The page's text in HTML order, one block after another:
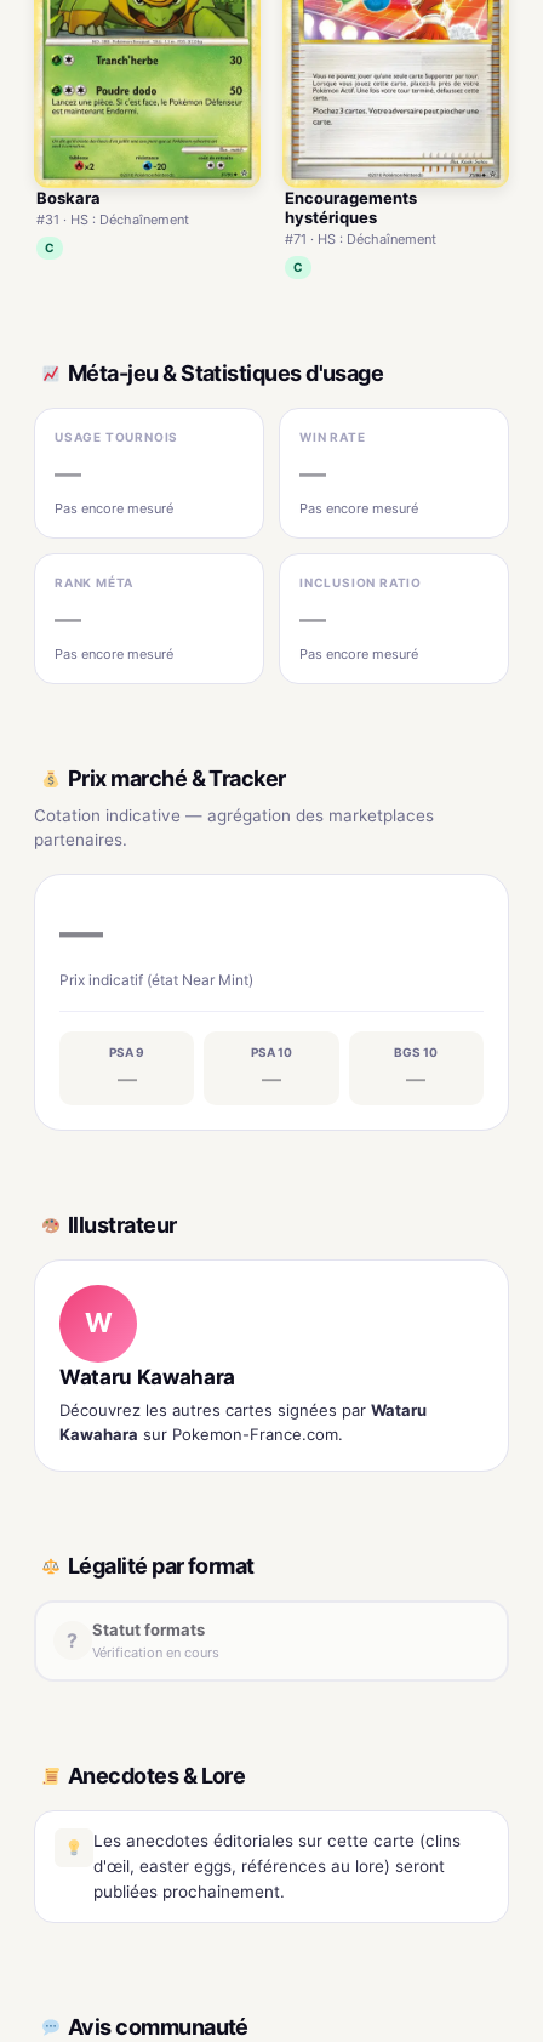
Boskara
#31 · HS : Déchaînement
C
Encouragements
hystériques
#71 · HS : Déchaînement
C
Méta-jeu & Statistiques d'usage
USAGE TOURNOIS
—
Pas encore mesuré
WIN RATE
—
Pas encore mesuré
RANK MÉTA
—
Pas encore mesuré
INCLUSION RATIO
—
Pas encore mesuré
Prix marché & Tracker
Cotation indicative — agrégation des marketplaces
partenaires.
—
Prix indicatif (état Near Mint)
PSA 9
—
PSA 10
—
BGS 10
—
Illustrateur
W
Wataru Kawahara
Découvrez les autres cartes signées par Wataru
Kawahara sur Pokemon-France.com.
Légalité par format
? Statut formats
Vérification en cours
Anecdotes & Lore
Les anecdotes éditoriales sur cette carte (clins
d'œil, easter eggs, références au lore) seront
publiées prochainement.
Avis communauté